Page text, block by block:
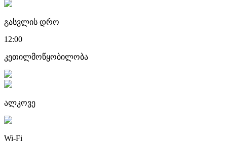
გასვლის დრო
12:00
კეთილმოწყობილობა
ალკოვე
Wi-Fi